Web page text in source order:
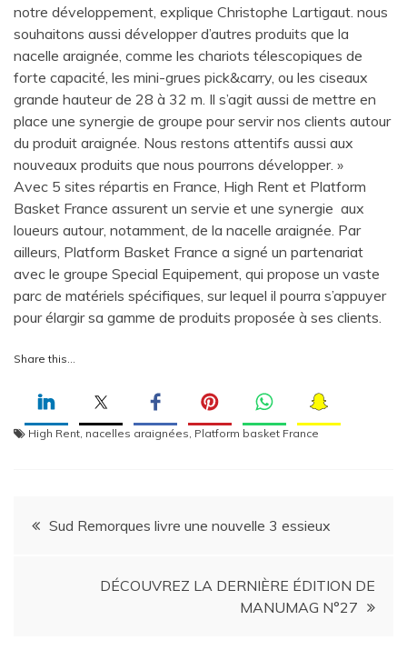
notre développement, explique Christophe Lartigaut. nous
souhaitons aussi développer d’autres produits que la
nacelle araignée, comme les chariots télescopiques de
forte capacité, les mini-grues pick&carry, ou les ciseaux
grande hauteur de 28 à 32 m. Il s’agit aussi de mettre en
place une synergie de groupe pour servir nos clients autour
du produit araignée. Nous restons attentifs aussi aux
nouveaux produits que nous pourrons développer. »
Avec 5 sites répartis en France, High Rent et Platform
Basket France assurent un servie et une synergie aux
loueurs autour, notamment, de la nacelle araignée. Par
ailleurs, Platform Basket France a signé un partenariat
avec le groupe Special Equipement, qui propose un vaste
parc de matériels spécifiques, sur lequel il pourra s’appuyer
pour élargir sa gamme de produits proposée à ses clients.
Share this…
High Rent nacelles araignées Platform basket France
Navigation
Sud Remorques livre une nouvelle 3 essieux
DÉCOUVREZ LA DERNIÈRE ÉDITION DE
MANUMAG N°27